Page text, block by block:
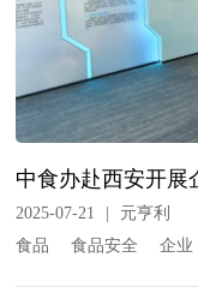
2025-07-21
元亨利
食品
食品安全 企业